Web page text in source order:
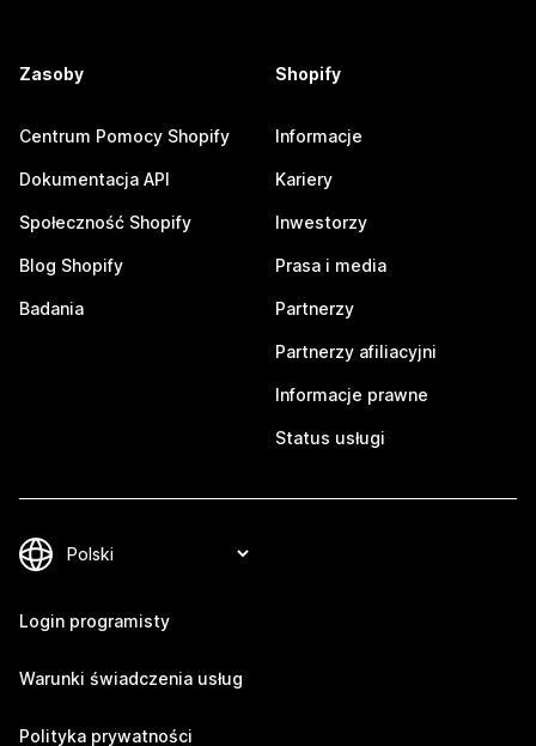
Zasoby
Centrum Pomocy Shopify
Dokumentacja API
Społeczność Shopify
Blog Shopify
Badania
Shopify
Informacje
Kariery
Inwestorzy
Prasa i media
Partnerzy
Partnerzy afiliacyjni
Informacje prawne
Status usługi
Login programisty
Warunki świadczenia usług
Polityka prywatności